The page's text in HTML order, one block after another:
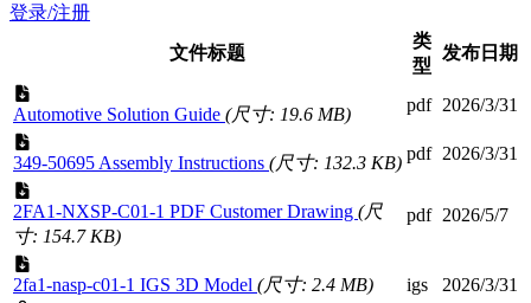
登录/注册
文件标题
类
型
发布日期
Automotive Solution Guide (尺寸: 19.6 MB) pdf 2026/3/31
349-50695 Assembly Instructions (尺寸: 132.3 KB) pdf 2026/3/31
2FA1-NXSP-C01-1 PDF Customer Drawing (尺
寸: 154.7 KB)
pdf 2026/5/7
2fa1-nasp-c01-1 IGS 3D Model (尺寸: 2.4 MB) igs 2026/3/31